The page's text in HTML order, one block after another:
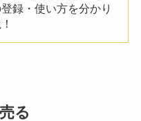
録・使い方を分かり
る